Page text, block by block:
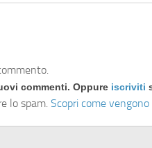
commenti. Oppure iscriviti
lo spam. Scopri come